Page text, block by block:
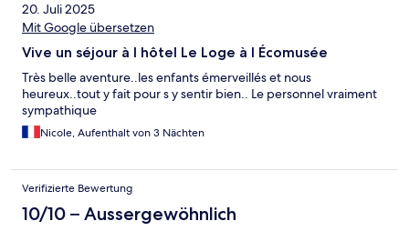
20. Juli 2025
Mit Google übersetzen
Vive un séjour à l hôtel Le Loge à l Écomusée
Très belle aventure..les enfants émerveillés et nous
heureux..tout y fait pour s y sentir bien.. Le personnel vraiment
sympathique
Nicole, Aufenthalt von 3 Nächten
Verifizierte Bewertung
10/10 – Aussergewöhnlich